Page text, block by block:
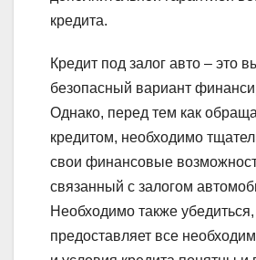
кредита.
Кредит под залог авто – это
безопасный вариант
Однако, перед тем как
кредитом, необходимо
свои финансовые
связанный с залогом
Необходимо также убедиться,
предоставляет все